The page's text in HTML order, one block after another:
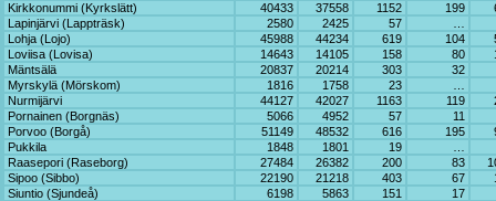
Kirkkonummi (Kyrkslätt)
40433 37558 1152 199
Lapinjärvi (Lappträsk)
2580 2425 57
Lohja (Lojo)
45988 44234 619 104
Loviisa (Lovisa)
14643 14105 158 80
Mäntsälä
20837 20214 303 32
Myrskylä (Mörskom)
1816 1758 23
Nurmijärvi
44127 42027 1163 119
Pornainen (Borgnäs)
5066 4952 57 11
Porvoo (Borgå)
51149 48532 616 195
Pukkila
1848 1801 19
Raasepori (Raseborg)
27484 26382 200 83
Sipoo (Sibbo)
22190 21218 403 67
Siuntio (Sjundeå)
6198 5863 151 17